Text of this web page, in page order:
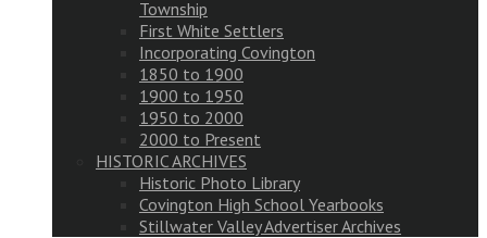
Township
First White Settlers
Incorporating Covington
1850 to 1900
1900 to 1950
1950 to 2000
2000 to Present
HISTORIC ARCHIVES
Historic Photo Library
Covington High School Yearbooks
Stillwater Valley Advertiser Archives